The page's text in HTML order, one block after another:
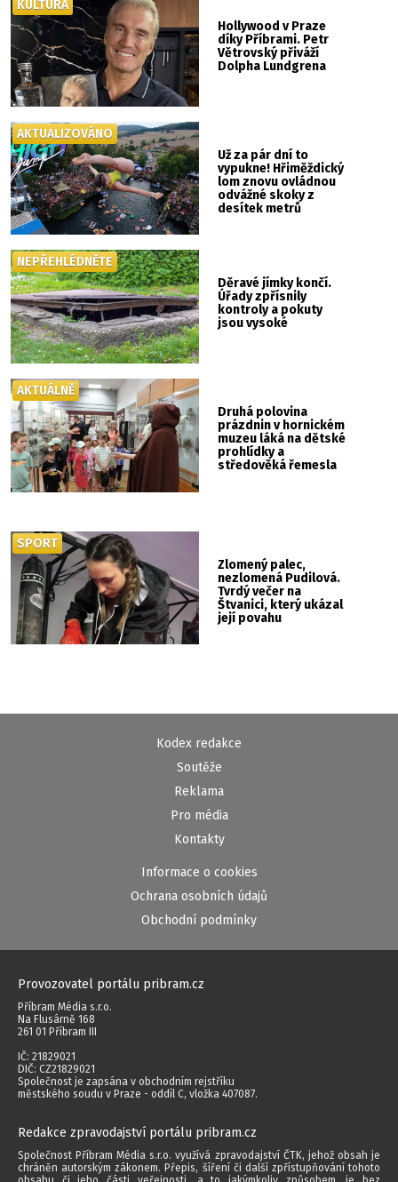
Hollywood v Praze
díky Příbrami. Petr
Větrovský přiváží
Dolpha Lundgrena
KULTURA
Už za pár dní to
vypukne! Hřiměždický
lom znovu ovládnou
odvážné skoky z
desítek metrů
AKTUALIZOVÁNO
Děravé jímky končí.
Úřady zpřísnily
kontroly a pokuty
jsou vysoké
NEPŘEHLÉDNĚTE
Druhá polovina
prázdnin v hornickém
muzeu láká na dětské
prohlídky a
středověká řemesla
AKTUÁLNĚ
Zlomený palec,
nezlomená Pudilová.
Tvrdý večer na
Štvanici, který ukázal
její povahu
SPORT
Kodex redakce
Soutěže
Reklama
Pro média
Kontakty
Informace o cookies
Ochrana osobních údajů
Obchodní podmínky
Provozovatel portálu pribram.cz
Příbram Média s.r.o.
Na Flusárně 168
261 01 Příbram III
IČ: 21829021
DIČ: CZ21829021
Společnost je zapsána v obchodním rejstříku
městského soudu v Praze - oddíl C, vložka 407087.
Redakce zpravodajství portálu pribram.cz
Společnost Příbram Média s.r.o. využívá zpravodajství ČTK, jehož obsah je
chráněn autorským zákonem. Přepis, šíření či další zpřístupňování tohoto